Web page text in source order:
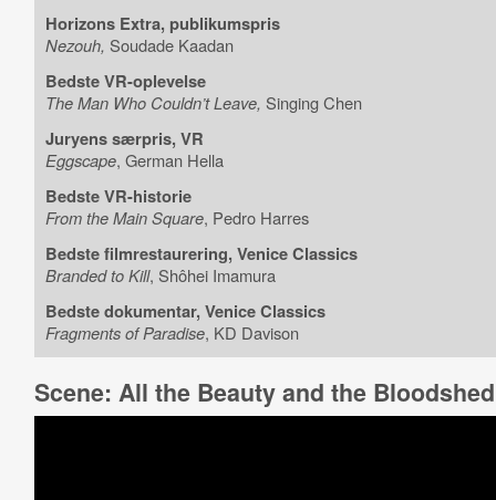
Horizons Extra, publikumspris
Nezouh, Soudade Kaadan
Bedste VR-oplevelse
The Man Who Couldn’t Leave, Singing Chen
Juryens særpris, VR
Eggscape, German Hella
Bedste VR-historie
From the Main Square, Pedro Harres
Bedste filmrestaurering, Venice Classics
Branded to Kill, Shôhei Imamura
Bedste dokumentar, Venice Classics
Fragments of Paradise, KD Davison
Scene: All the Beauty and the Bloodshed